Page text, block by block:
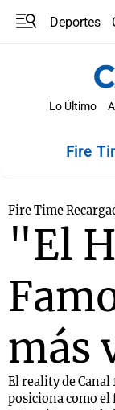
Deportes
Lo Último
Fire
Fire Time
"El
más
El reality de
posiciona como